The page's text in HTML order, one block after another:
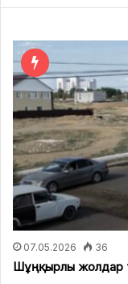
07.05.2026 36
Шұңқырлы жолдар